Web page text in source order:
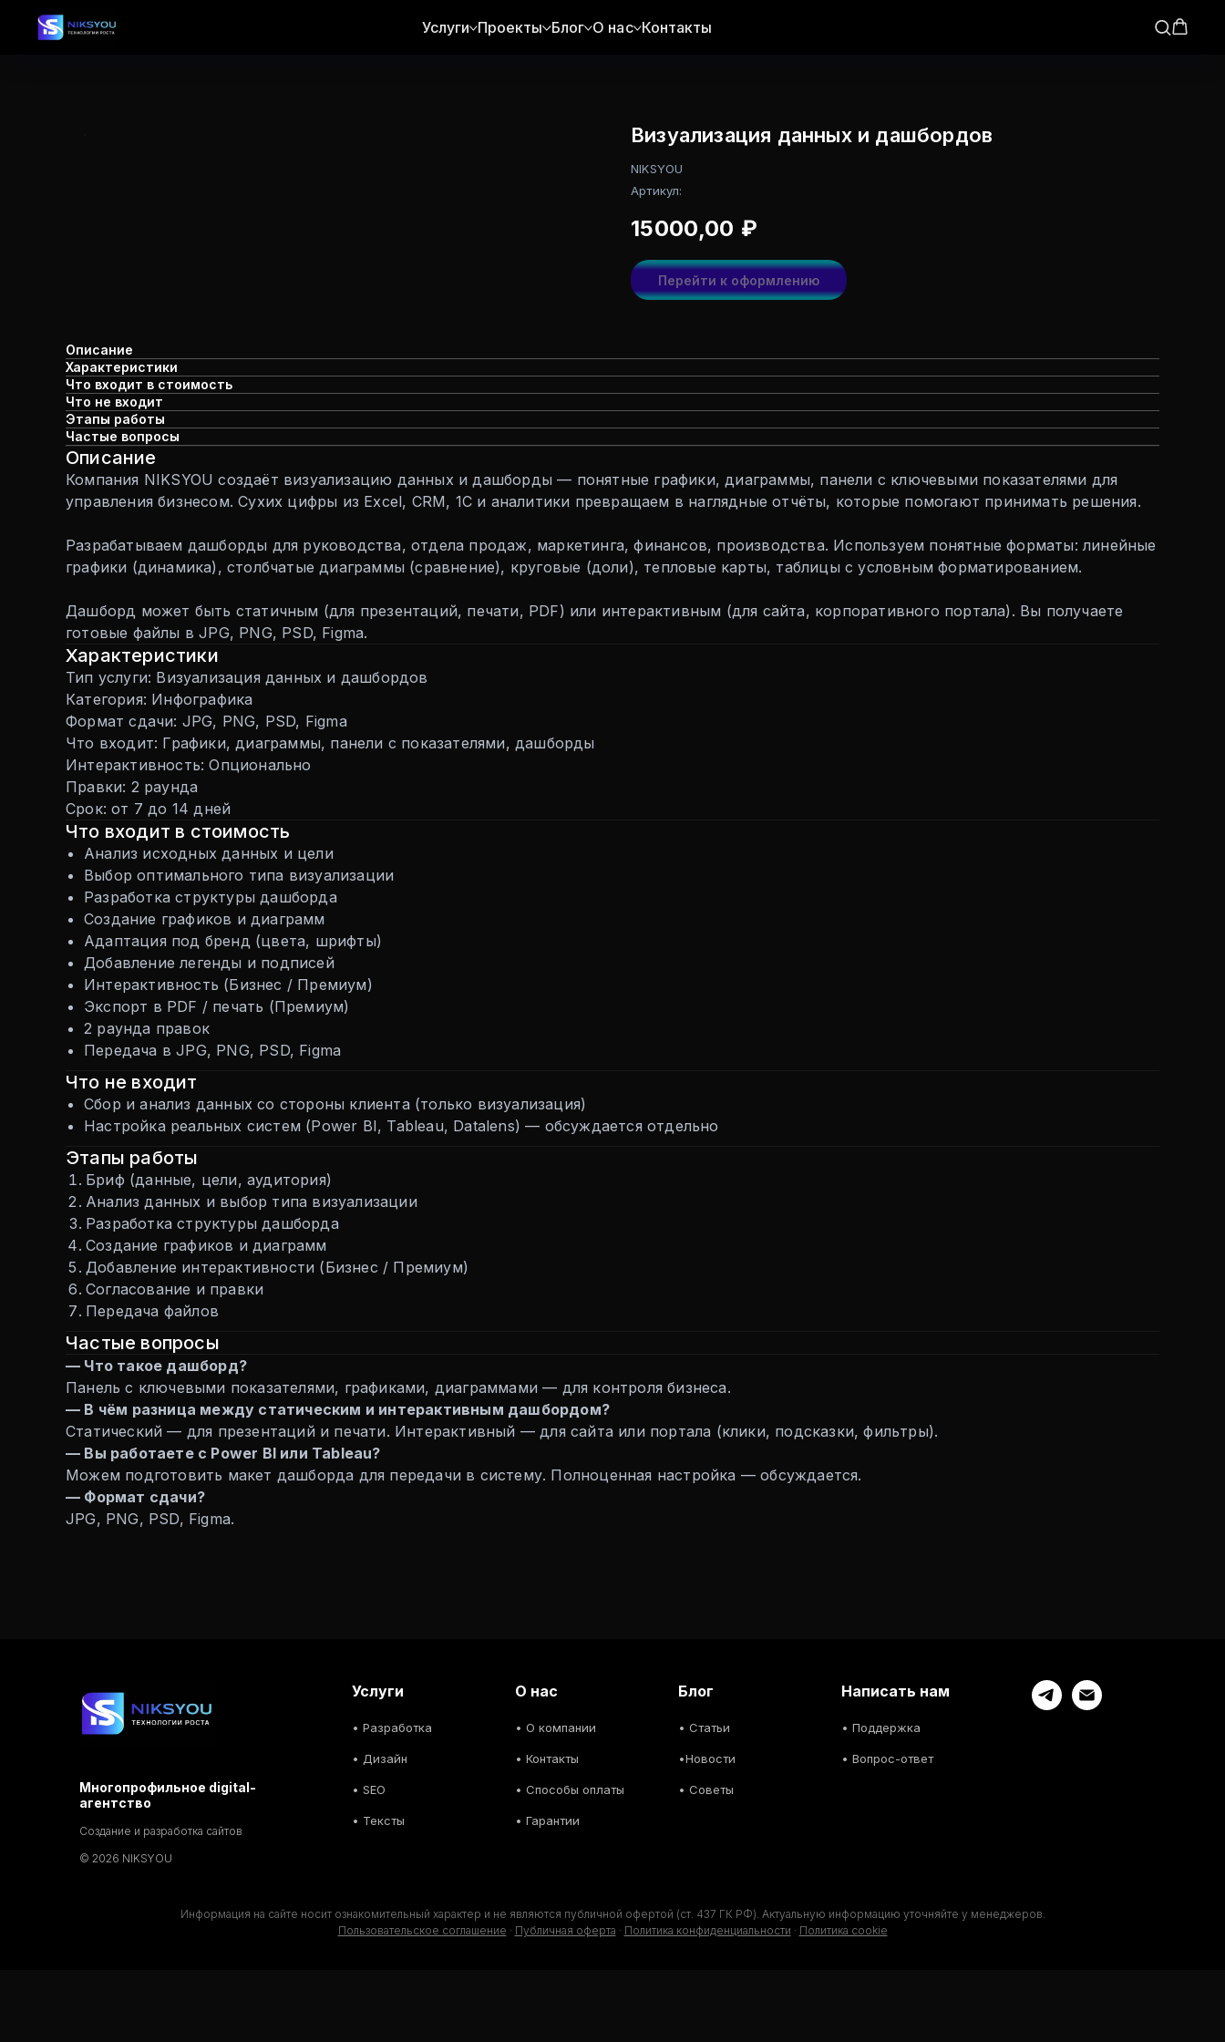
Услуги Проекты Блог О нас Контакты
Визуализация данных и дашбордов
NIKSYOU
Артикул:
15000,00 ₽
Перейти к оформлению
Описание
Характеристики
Что входит в стоимость
Что не входит
Этапы работы
Частые вопросы
Описание
Компания NIKSYOU создаёт визуализацию данных и дашборды — понятные графики, диаграммы, панели с ключевыми показателями для
управления бизнесом. Сухих цифры из Excel, CRM, 1С и аналитики превращаем в наглядные отчёты, которые помогают принимать решения.
Разрабатываем дашборды для руководства, отдела продаж, маркетинга, финансов, производства. Используем понятные форматы: линейные
графики (динамика), столбчатые диаграммы (сравнение), круговые (доли), тепловые карты, таблицы с условным форматированием.
Дашборд может быть статичным (для презентаций, печати, PDF) или интерактивным (для сайта, корпоративного портала). Вы получаете
готовые файлы в JPG, PNG, PSD, Figma.
Характеристики
Тип услуги: Визуализация данных и дашбордов
Категория: Инфографика
Формат сдачи: JPG, PNG, PSD, Figma
Что входит: Графики, диаграммы, панели с показателями, дашборды
Интерактивность: Опционально
Правки: 2 раунда
Срок: от 7 до 14 дней
Что входит в стоимость
Анализ исходных данных и цели
Выбор оптимального типа визуализации
Разработка структуры дашборда
Создание графиков и диаграмм
Адаптация под бренд (цвета, шрифты)
Добавление легенды и подписей
Интерактивность (Бизнес / Премиум)
Экспорт в PDF / печать (Премиум)
2 раунда правок
Передача в JPG, PNG, PSD, Figma
Что не входит
Сбор и анализ данных со стороны клиента (только визуализация)
Настройка реальных систем (Power BI, Tableau, Datalens) — обсуждается отдельно
Этапы работы
Бриф (данные, цели, аудитория)
Анализ данных и выбор типа визуализации
Разработка структуры дашборда
Создание графиков и диаграмм
Добавление интерактивности (Бизнес / Премиум)
Согласование и правки
Передача файлов
Частые вопросы
— Что такое дашборд?
Панель с ключевыми показателями, графиками, диаграммами — для контроля бизнеса.
— В чём разница между статическим и интерактивным дашбордом?
Статический — для презентаций и печати. Интерактивный — для сайта или портала (клики, подсказки, фильтры).
— Вы работаете с Power BI или Tableau?
Можем подготовить макет дашборда для передачи в систему. Полноценная настройка — обсуждается.
— Формат сдачи?
JPG, PNG, PSD, Figma.
Многопрофильное digital-
агентство
Создание и разработка сайтов
© 2026 NIKSYOU
Услуги
• Разработка
• Дизайн
• SEO
• Тексты
О нас
• О компании
• Контакты
• Способы оплаты
• Гарантии
Блог
• Статьи
•Новости
• Советы
Написать нам
• Поддержка
• Вопрос-ответ
Информация на сайте носит ознакомительный характер и не являются публичной офертой (ст. 437 ГК РФ). Актуальную информацию уточняйте у менеджеров.
Пользовательское соглашение · Публичная оферта · Политика конфиденциальности · Политика cookie